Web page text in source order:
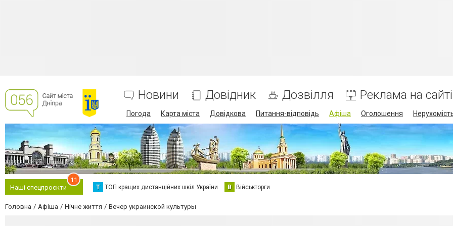
Новини Довідник Дозвілля Реклама на сайті
Погода Карта міста Довідкова Питання-відповідь Афіша Оголошення
Наші спецпроєкти
11
Т ТОП кращих дистанційних шкіл України В Військторги
Головна Афіша Нічне життя Вечер украинской культуры